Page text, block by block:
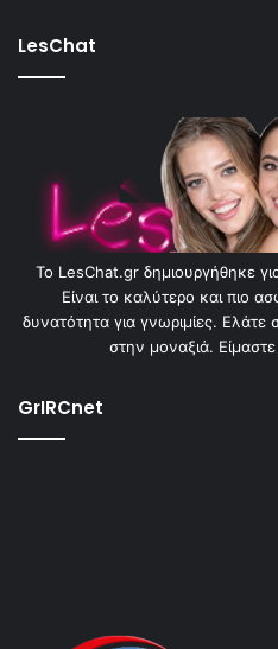
LesChat
To LesChat.gr δημιουργήθηκε
Είναι το καλύτερο και πιο
δυνατότητα για γνωριμίες.
στην μοναξιά.
GrIRCnet